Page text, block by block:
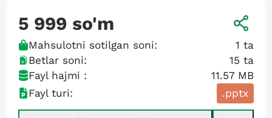
5 999 so'm
Mahsulotni sotilgan soni: 1 ta
Betlar soni:
15 ta
Fayl hajmi :
11.57 MB
Fayl turi:
.pptx